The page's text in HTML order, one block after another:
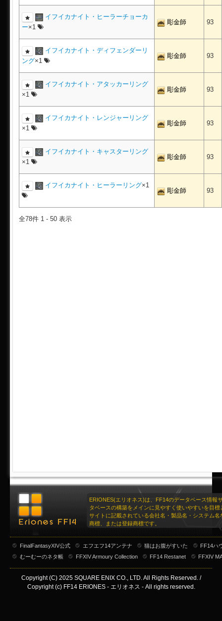
イフイカナイト・ヒーラーチョーカ
ー×1
彫金師 93
イフイカナイト・ディフェンダーリ
ング×1
彫金師 93
イフイカナイト・アタッカーリング
×1
彫金師 93
イフイカナイト・レンジャーリング
×1
彫金師 93
イフイカナイト・キャスターリング
×1
彫金師 93
イフイカナイト・ヒーラーリング×1
彫金師 93
全78件 1 - 50 表示
ERIONES(エリオネス)は、FF14のデータベース情報
タベースの構築をメインに見やすく使いやすいを目標
サイトに記載されている会社名・製品名・システム名
商標、または登録商標です。
FinalFantasyXIV公式 エフエフ14アンテナ 猫はお腹がすいた
FF14ハ
むーむーのネタ帳
FFXIV Armoury Collection FF14 Restanet FFXIV
Copyright (C) 2025 SQUARE ENIX CO., LTD. All Rights Reserved. /
Copyright (c) FF14 ERIONES - エリオネス - All rights reserved.